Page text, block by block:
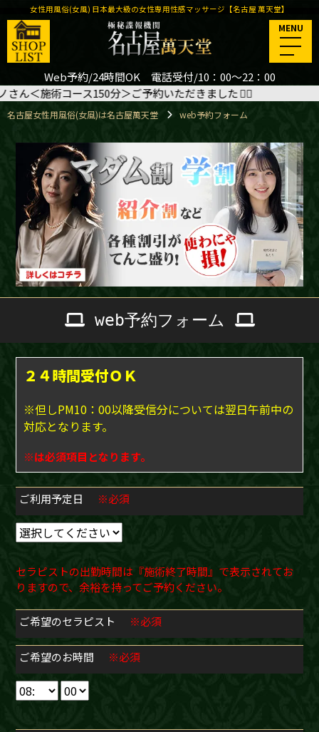
Web予約/24時間OK 電話受付/10：00～22：00
女性用風俗(女風) 日本最大級の女性専用性感マッサージ【名古屋 萬天堂】
MENU
名古屋女性用風俗(女風)は名古屋萬天堂 web予約フォーム
150分＞ご予約いただきました🙇‍♂️ 8/15(土) 11:00
web予約フォーム
２４時間受付ＯＫ
※但しPM10：00以降受信分については翌日午前中の
対応となります。
※は必須項目となります。
ご利用予定日 ※必須
セラピストの出勤時間は『施術終了時間』で表示されてお
りますので、余裕を持ってご予約ください。
ご希望のセラピスト ※必須
ご希望のお時間 ※必須